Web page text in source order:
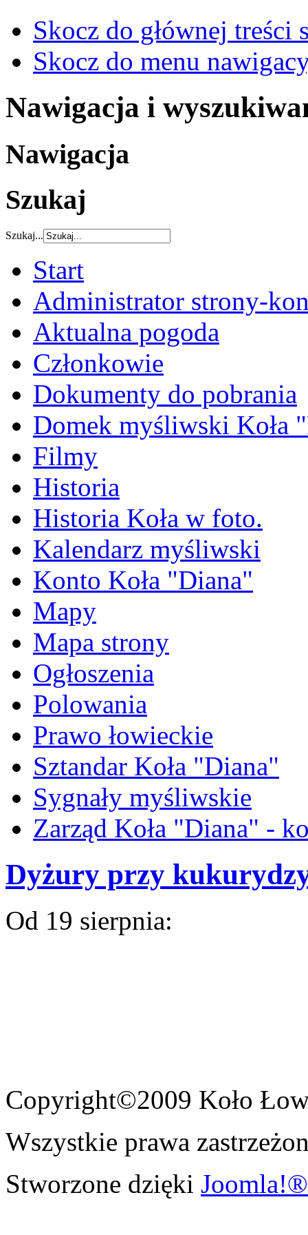
Skocz do głównej treści
Skocz do menu
Nawigacja i
Nawigacja
Szukaj
Szukaj...
Start
Administrator strony-
Aktualna pogoda
Członkowie
Dokumenty do pobrania
Domek myśliwski Koła
Filmy
Historia
Historia Koła w foto.
Kalendarz myśliwski
Konto Koła "Diana"
Mapy
Mapa strony
Ogłoszenia
Polowania
Prawo łowieckie
Sztandar Koła "Diana"
Sygnały myśliwskie
Zarząd Koła "Diana" -
Dyżury przy
Od 19 sierpnia:
Copyright©2009 Koło
Wszystkie prawa
Stworzone dzięki Joomla!®